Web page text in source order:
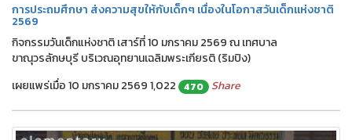
การประถมศึกษา ส่งความสุขให้กับเด็กๆ เนื่องในโอกาสวันเด็กแห่งชาติ
2569
กิจกรรมวันเด็กแห่งชาติ เสาร์ที่ 10 มกราคม 2569 ณ เทศบาล
ขาณุวรลักษบุรี บริเวณอุทยานเฉลิมพระเกียรติ (ริมปิง)
เผยแพร่เมื่อ 10 มกราคม 25691,022 470 Share